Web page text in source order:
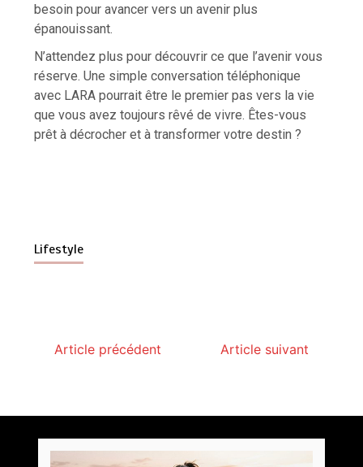
besoin pour avancer vers un avenir plus
épanouissant.
N’attendez plus pour découvrir ce que l’avenir vous
réserve. Une simple conversation téléphonique
avec LARA pourrait être le premier pas vers la vie
que vous avez toujours rêvé de vivre. Êtes-vous
prêt à décrocher et à transformer votre destin ?
Lifestyle
Article précédent Article suivant
parPovoski
5 août 2026